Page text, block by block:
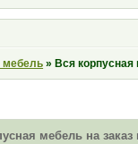
мебель » Вся
мебель на